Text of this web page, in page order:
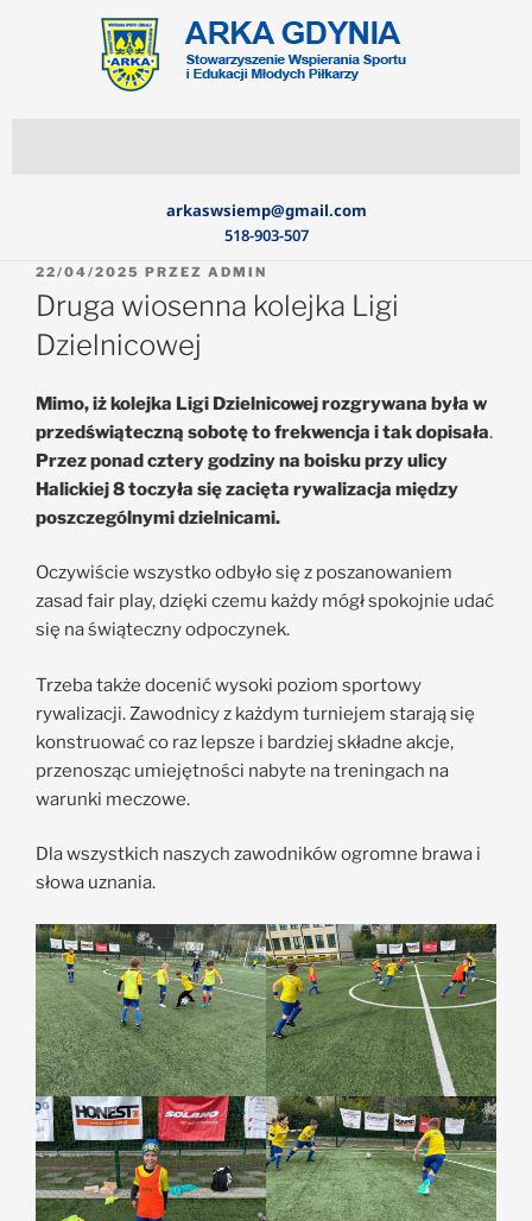
arkaswsiemp@gmail.com
518-903-507
22/04/2025 PRZEZ ADMIN
Druga wiosenna kolejka Ligi
Dzielnicowej
Mimo, iż kolejka Ligi Dzielnicowej rozgrywana była w
przedświąteczną sobotę to frekwencja i tak dopisała.
Przez ponad cztery godziny na boisku przy ulicy
Halickiej 8 toczyła się zacięta rywalizacja między
poszczególnymi dzielnicami.
Oczywiście wszystko odbyło się z poszanowaniem
zasad fair play, dzięki czemu każdy mógł spokojnie udać
się na świąteczny odpoczynek.
Trzeba także docenić wysoki poziom sportowy
rywalizacji. Zawodnicy z każdym turniejem starają się
konstruować co raz lepsze i bardziej składne akcje,
przenosząc umiejętności nabyte na treningach na
warunki meczowe.
Dla wszystkich naszych zawodników ogromne brawa i
słowa uznania.